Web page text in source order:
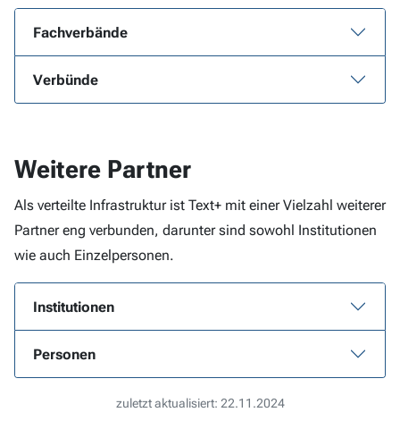
Fachverbände
Verbünde
Weitere Partner
Als verteilte Infrastruktur ist Text+ mit einer Vielzahl weiterer
Partner eng verbunden, darunter sind sowohl Institutionen
wie auch Einzelpersonen.
Institutionen
Personen
zuletzt aktualisiert: 22.11.2024